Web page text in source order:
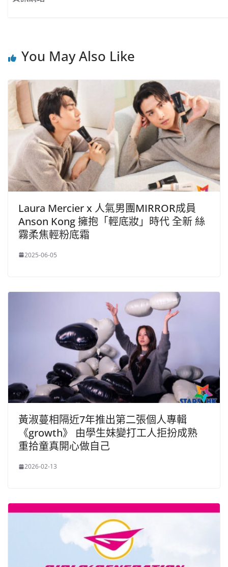
You May Also Like
Laura Mercier x 人氣男團MIRROR成員
Anson Kong 擁抱「輕底妝」時代 全新 絲
霧柔焦輕粉底霜
2025-06-05
黃淑蔓相隔近7年推出第二張個人專輯
《growth》 由學生妹變打工人拒扮成熟
重拾童真開心做自己
2026-02-13